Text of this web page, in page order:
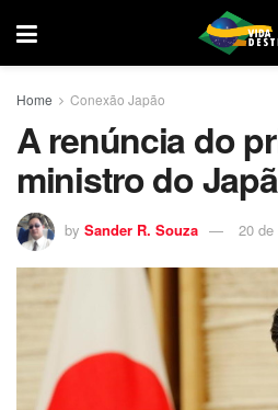
Home Conexão Japão
A renúncia do
ministro do
by Sander R. Souza 20 de